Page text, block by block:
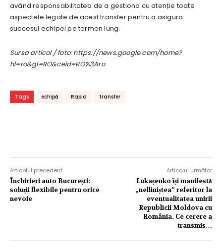
având responsabilitatea de a gestiona cu atenție toate
aspectele legate de acest transfer pentru a asigura
succesul echipei pe termen lung.
Sursa articol / foto: https://news.google.com/home?
hl=ro&gl=RO&ceid=RO%3Aro
Tags echipă Rapid transfer
Articolul precedent
Închirieri auto București:
soluții flexibile pentru orice
nevoie
Articolul următor
Lukașenko își manifestă
„nelliniștea” referitor la
eventualitatea unirii
Republicii Moldova cu
România. Ce cerere a
transmis…